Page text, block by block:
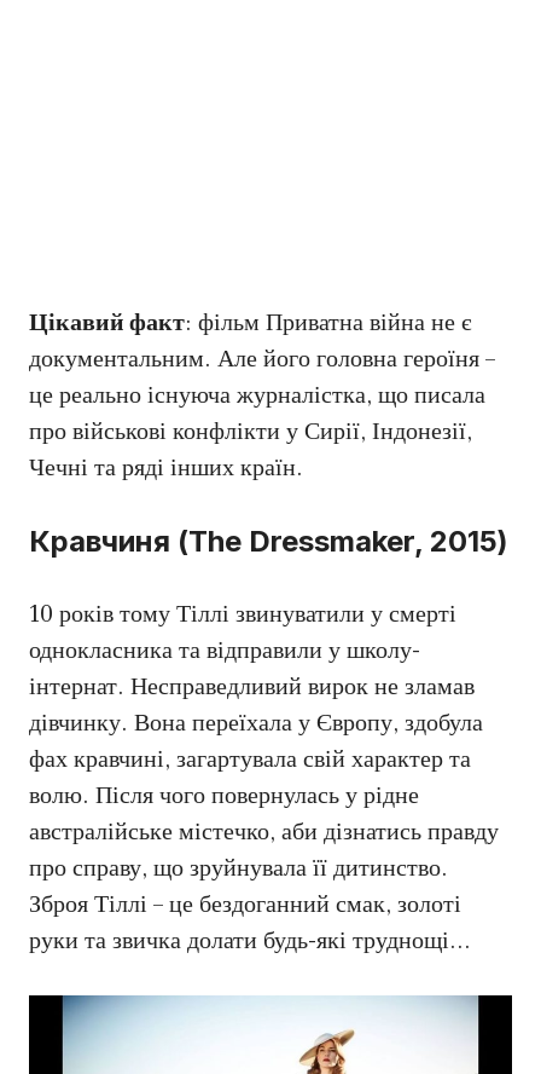
Цікавий факт: фільм Приватна війна не є
документальним. Але його головна героїня –
це реально існуюча журналістка, що писала
про військові конфлікти у Сирії, Індонезії,
Чечні та ряді інших країн.
Кравчиня (The Dressmaker, 2015)
10 років тому Тіллі звинуватили у смерті
однокласника та відправили у школу-
інтернат. Несправедливий вирок не зламав
дівчинку. Вона переїхала у Європу, здобула
фах кравчині, загартувала свій характер та
волю. Після чого повернулась у рідне
австралійське містечко, аби дізнатись правду
про справу, що зруйнувала її дитинство.
Зброя Тіллі – це бездоганний смак, золоті
руки та звичка долати будь-які труднощі…